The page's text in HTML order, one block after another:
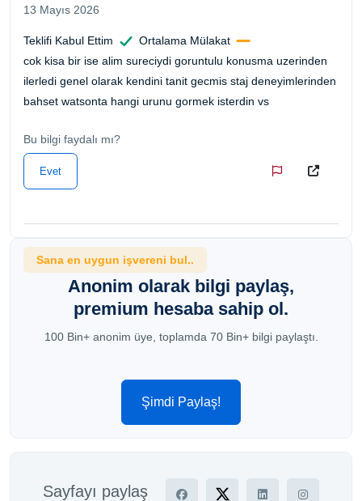
13 Mayıs 2026
Teklifi Kabul Ettim
Ortalama Mülakat
cok kisa bir ise alim sureciydi goruntulu konusma uzerinden
ilerledi genel olarak kendini tanit gecmis staj deneyimlerinden
bahset watsonta hangi urunu gormek isterdin vs
Bu bilgi faydalı mı?
Evet
Sana en uygun işvereni bul..
Anonim olarak bilgi paylaş,
premium hesaba sahip ol.
100 Bin+ anonim üye, toplamda 70 Bin+ bilgi paylaştı.
Şimdi Paylaş!
Sayfayı paylaş